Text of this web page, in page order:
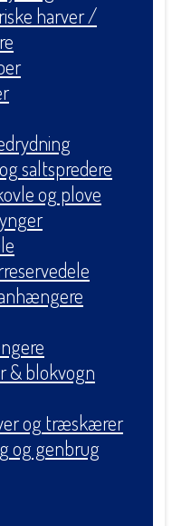
harver /
saltspredere
og plove
& blokvogn
og træskærer
og genbrug